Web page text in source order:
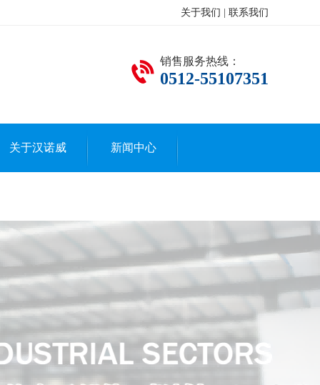
关于我们 联系我们
销售服务热线：
0512-55107351
关于汉诺威 新闻中心